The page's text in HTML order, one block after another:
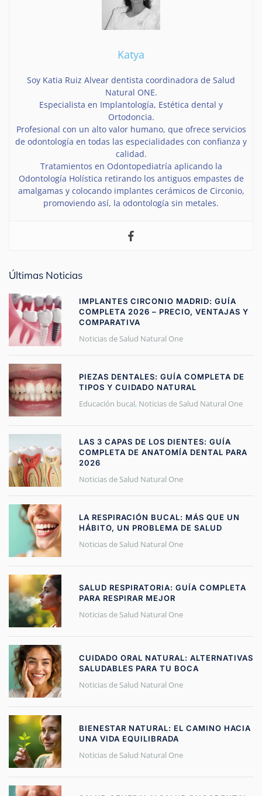
Katya
Soy Katia Ruiz Alvear dentista coordinadora de Salud
Natural ONE.
Especialista en Implantología, Estética dental y
Ortodoncia.
Profesional con un alto valor humano, que ofrece servicios
de odontología en todas las especialidades con confianza y
calidad.
Tratamientos en Odontopediatría aplicando la
Odontología Holística retirando los antiguos empastes de
amalgamas y colocando implantes cerámicos de Circonio,
promoviendo así, la odontología sin metales.
Últimas Noticias
IMPLANTES CIRCONIO MADRID: GUÍA
COMPLETA 2026 – PRECIO, VENTAJAS Y
COMPARATIVA
Noticias de Salud Natural One
PIEZAS DENTALES: GUÍA COMPLETA DE
TIPOS Y CUIDADO NATURAL
Educación bucal, Noticias de Salud Natural One
LAS 3 CAPAS DE LOS DIENTES: GUÍA
COMPLETA DE ANATOMÍA DENTAL PARA
2026
Noticias de Salud Natural One
LA RESPIRACIÓN BUCAL: MÁS QUE UN
HÁBITO, UN PROBLEMA DE SALUD
Noticias de Salud Natural One
SALUD RESPIRATORIA: GUÍA COMPLETA
PARA RESPIRAR MEJOR
Noticias de Salud Natural One
CUIDADO ORAL NATURAL: ALTERNATIVAS
SALUDABLES PARA TU BOCA
Noticias de Salud Natural One
BIENESTAR NATURAL: EL CAMINO HACIA
UNA VIDA EQUILIBRADA
Noticias de Salud Natural One